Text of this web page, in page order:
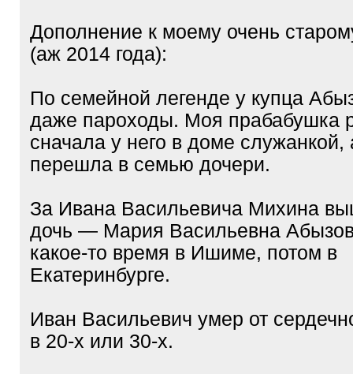
]
Дополнение к моему очень
(аж 2014 года):
По семейной легенде у купца
даже пароходы. Моя прабабушка
сначала у него в доме служанкой,
перешла в семью дочери.
За Ивана Васильевича Михина
дочь — Мария Васильевна
какое-то время в Ишиме, потом в
Екатеринбурге.
Иван Васильевич умер от
в 20-х или 30-х.